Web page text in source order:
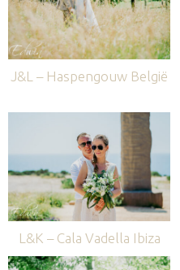
J&L – Haspengouw België
L&K – Cala Vadella Ibiza